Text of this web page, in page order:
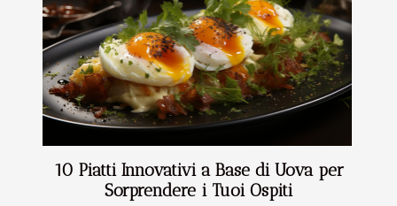
10 Piatti Innovativi a Base di Uova per
Sorprendere i Tuoi Ospiti